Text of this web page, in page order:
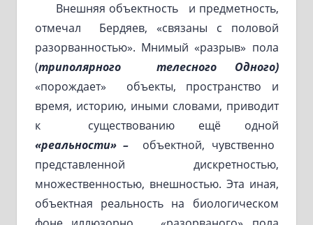
Внешняя объектность и предметность,
отмечал Бердяев, «связаны с половой
разорванностью». Мнимый «разрыв» пола
(триполярного телесного Одного)
«порождает» объекты, пространство и
время, историю, иными словами, приводит
к существованию ещё одной
«реальности» – объектной, чувственно
представленной дискретностью,
множественностью, внешностью. Эта иная,
объектная реальность на биологическом